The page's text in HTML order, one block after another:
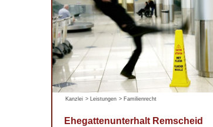
Kanzlei > Leistungen > Familienrecht
Ehegattenunterhalt Remscheid